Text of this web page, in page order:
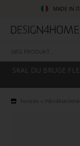
MADE IN
SKAL DU BRUGE
Forside